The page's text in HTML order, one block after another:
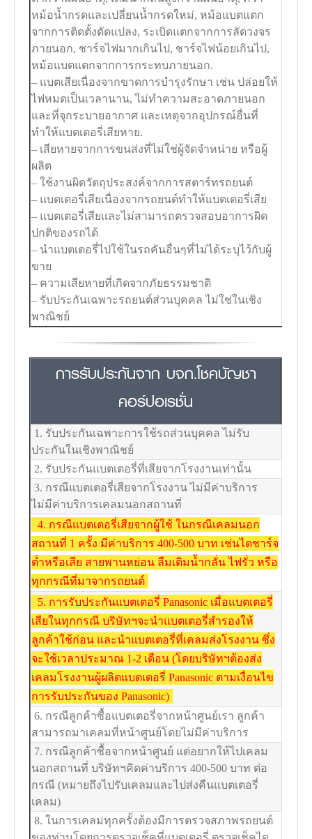
หม้อน้ำกรดและเปลี่ยนน้ำกรดใหม่, หม้อแบตแตก
จากการติดตั้งดัดแปลง, ระเบิดแตกจากการลัดวงจร
ภายนอก, ชาร์จไฟมากเกินไป, ชาร์จไฟน้อยเกินไป,
หม้อแบตแตกจากการกระทบภายนอก.
– แบตเสียเนื่องจากขาดการบำรุงรักษา เช่น ปล่อยให้
ไฟหมดเป็นเวลานาน, ไม่ทำความสะอาดภายนอก
และที่จุกระบายอากาศ และเหตุจากอุปกรณ์อื่นที่
ทำให้แบตเตอรี่เสียหาย.
– เสียหายจากการขนส่งที่ไม่ใช่ผู้จัดจำหน่าย หรือผู้
ผลิต
– ใช้งานผิดวัตถุประสงค์จากการสตาร์ทรถยนต์
– แบตเตอรี่เสียเนื่องจากรถยนต์ทำให้แบตเตอรี่เสีย
– แบตเตอรี่เสียและไม่สามารถตรวจสอบอาการผิด
ปกติของรถได้
– นำแบตเตอรี่ไปใช้ในรถคันอื่นๆที่ไม่ได้ระบุไว้กับผู้
ขาย
– ความเสียหายที่เกิดจากภัยธรรมชาติ
– รับประกันเฉพาะรถยนต์ส่วนบุคคล ไม่ใช่ในเชิง
พาณิชย์
การรับประกันจาก บจก.โชคบัญชา
คอร์ปอเรชั่น
1. รับประกันเฉพาะการใช้รถส่วนบุคคล ไม่รับ
ประกันในเชิงพาณิชย์
2. รับประกันแบตเตอรี่ที่เสียจากโรงงานเท่านั้น
3. กรณีแบตเตอรี่เสียจากโรงงาน ไม่มีค่าบริการ
ไม่มีค่าบริการเคลมนอกสถานที่
4. กรณีแบตเตอรี่เสียจากผู้ใช้ ในกรณีเคลมนอก
สถานที่ 1 ครั้ง มีค่าบริการ 400-500 บาท เช่นไดชาร์จ
ต่ำหรือเสีย สายพานหย่อน ลืมเติมน้ำกลั่น ไฟรั่ว หรือ
ทุกกรณีที่มาจากรถยนต์
5. การรับประกันแบตเตอรี่ Panasonic เมื่อแบตเตอรี่
เสียในทุกกรณี บริษัทฯจะนำแบตเตอรี่สำรองให้
ลูกค้าใช้ก่อน และนำแบตเตอรี่ที่เคลมส่งโรงงาน ซึ่ง
จะใช้เวลาประมาณ 1-2 เดือน (โดยบริษัทฯต้องส่ง
เคลมโรงงานผู้ผลิตแบตเตอรี่ Panasonic ตามเงื่อนไข
การรับประกันของ Panasonic)
6. กรณีลูกค้าซื้อแบตเตอรี่จากหน้าศูนย์เรา ลูกค้า
สามารถมาเคลมที่หน้าศูนย์โดยไม่มีค่าบริการ
7. กรณีลูกค้าซื้อจากหน้าศูนย์ แต่อยากให้ไปเคลม
นอกสถานที่ บริษัทฯคิดค่าบริการ 400-500 บาท ต่อ
กรณี (หมายถึงไปรับเคลมและไปส่งคืนแบตเตอรี่
เคลม)
8. ในการเคลมทุกครั้งต้องมีการตรวจสภาพรถยนต์